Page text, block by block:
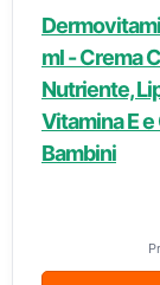
ml - Crema
Nutriente,
Vitamina E
Bambini